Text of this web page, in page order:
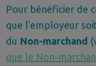
Pour bénéficier de
que l'employeur
du Non-marchand
que le Non-